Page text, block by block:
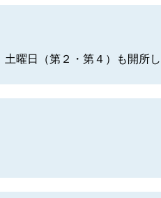
曜日（第２・第４）も開所し